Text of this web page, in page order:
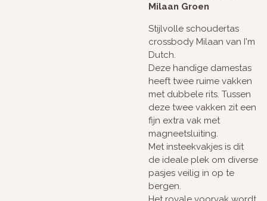
Milaan Groen
Stijlvolle schoudertas
crossbody Milaan van I'm
Dutch.
Deze handige damestas
heeft twee ruime vakken
met dubbele rits. Tussen
deze twee vakken zit een
fijn extra vak met
magneetsluiting.
Met insteekvakjes is dit
de ideale plek om diverse
pasjes veilig in op te
bergen.